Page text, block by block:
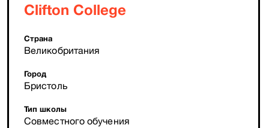
Clifton College
Страна
Великобритания
Город
Бристоль
Тип школы
Совместного обучения